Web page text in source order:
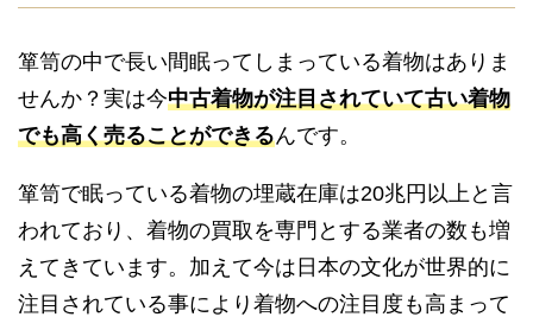
箪笥の中で長い間眠ってしまっている着物はありま
せんか？実は今中古着物が注目されていて古い着物
でも高く売ることができるんです。
箪笥で眠っている着物の埋蔵在庫は20兆円以上と言
われており、着物の買取を専門とする業者の数も増
えてきています。加えて今は日本の文化が世界的に
注目されている事により着物への注目度も高まって